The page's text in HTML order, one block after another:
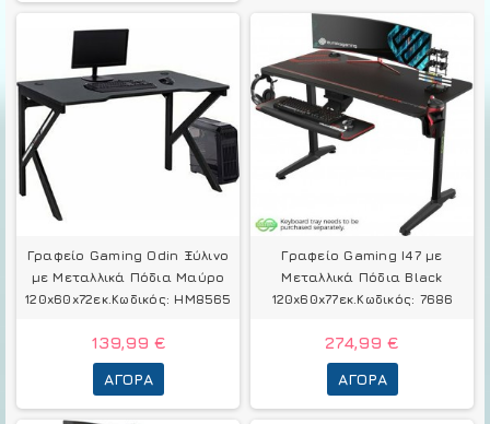
Γραφείο Gaming Odin Ξύλινο
με Μεταλλικά Πόδια Μαύρο
120x60x72εκ.Κωδικός: HM8565
139,99 €
ΑΓΟΡΆ
Γραφείο Gaming I47 με
Μεταλλικά Πόδια Black
120x60x77εκ.Κωδικός: 7686
274,99 €
ΑΓΟΡΆ